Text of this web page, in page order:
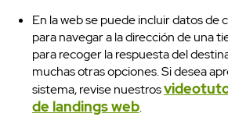
En la web se puede incluir datos de
para navegar a la dirección de una
para recoger la respuesta del
muchas otras opciones. Si desea
sistema, revise nuestros
de landings web.